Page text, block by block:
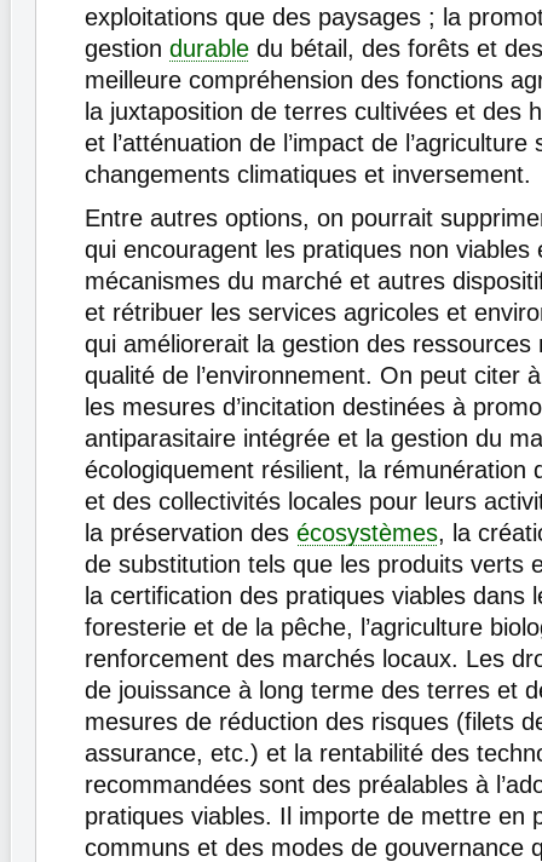
exploitations que des paysages ; la
gestion durable du bétail, des forêts et
meilleure compréhension des fonctions
la juxtaposition de terres cultivées et des
et l’atténuation de l’impact de l’agriculture
changements climatiques et inversement.
Entre autres options, on pourrait
qui encouragent les pratiques non viables
mécanismes du marché et autres
et rétribuer les services agricoles et
qui améliorerait la gestion des ressources
qualité de l’environnement. On peut citer
les mesures d’incitation destinées à
antiparasitaire intégrée et la gestion du
écologiquement résilient, la rémunération
et des collectivités locales pour leurs
la préservation des écosystèmes, la
de substitution tels que les produits verts
la certification des pratiques viables dans
foresterie et de la pêche, l’agriculture
renforcement des marchés locaux. Les
de jouissance à long terme des terres et
mesures de réduction des risques (filets
assurance, etc.) et la rentabilité des
recommandées sont des préalables à
pratiques viables. Il importe de mettre en
communs et des modes de gouvernance